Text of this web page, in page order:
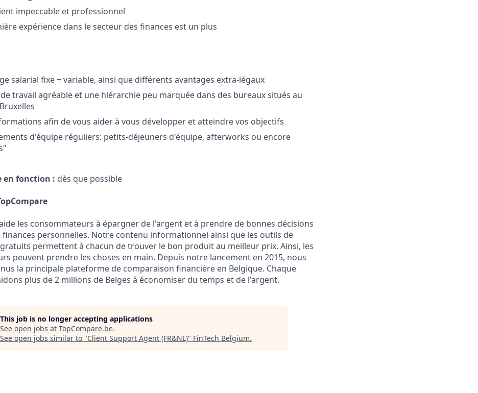
impeccable et professionnel
expérience dans le secteur des finances est un plus
salarial fixe + variable, ainsi que différents avantages extra-légaux
travail agréable et une hiérarchie peu marquée dans des bureaux situés au
afin de vous aider à vous développer et atteindre vos objectifs
d'équipe réguliers: petits-déjeuners d'équipe, afterworks ou encore
en fonction : dès que possible
les consommateurs à épargner de l'argent et à prendre de bonnes décisions
finances personnelles. Notre contenu informationnel ainsi que les outils de
permettent à chacun de trouver le bon produit au meilleur prix. Ainsi, les
peuvent prendre les choses en main. Depuis notre lancement en 2015, nous
la principale plateforme de comparaison financière en Belgique. Chaque
plus de 2 millions de Belges à économiser du temps et de l'argent.
This job is no longer accepting applications
See open jobs at TopCompare.be.
See open jobs similar to "Client Support Agent (FR&NL)" FinTech Belgium.